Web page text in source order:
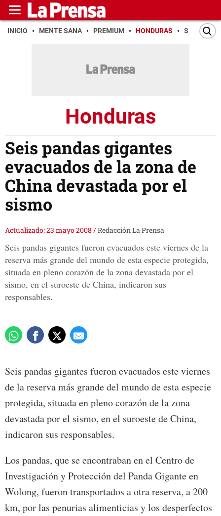
INICIO MENTE SANA PREMIUM HONDURAS SAN PEDRO
Honduras
Seis pandas gigantes
evacuados de la zona de
China devastada por el
sismo
Actualizado: 23 mayo 2008 /Redacción La Prensa
Seis pandas gigantes fueron evacuados este viernes de la
reserva más grande del mundo de esta especie protegida,
situada en pleno corazón de la zona devastada por el
sismo, en el suroeste de China, indicaron sus
responsables.
Seis pandas gigantes fueron evacuados este viernes
de la reserva más grande del mundo de esta especie
protegida, situada en pleno corazón de la zona
devastada por el sismo, en el suroeste de China,
indicaron sus responsables.
Los pandas, que se encontraban en el Centro de
Investigación y Protección del Panda Gigante en
Wolong, fueron transportados a otra reserva, a 200
km, por las penurias alimenticias y los desperfectos